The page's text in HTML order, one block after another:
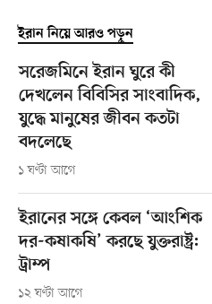
ইরান নিয়ে আরও পড়ুন
সরেজমিনে ইরান ঘুরে কী
দেখলেন বিবিসির সাংবাদিক,
যুদ্ধে মানুষের জীবন কতটা
বদলেছে
১ ঘণ্টা আগে
ইরানের সঙ্গে কেবল ‘আংশিক
দর-কষাকষি’ করছে যুক্তরাষ্ট্র:
ট্রাম্প
১২ ঘণ্টা আগে